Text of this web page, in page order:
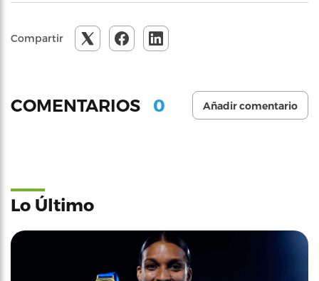
Compartir
COMENTARIOS 0 Añadir comentario
Lo Último